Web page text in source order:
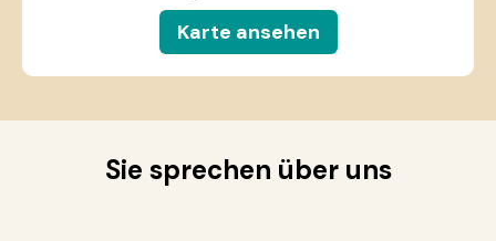
Karte ansehen
Sie sprechen über uns